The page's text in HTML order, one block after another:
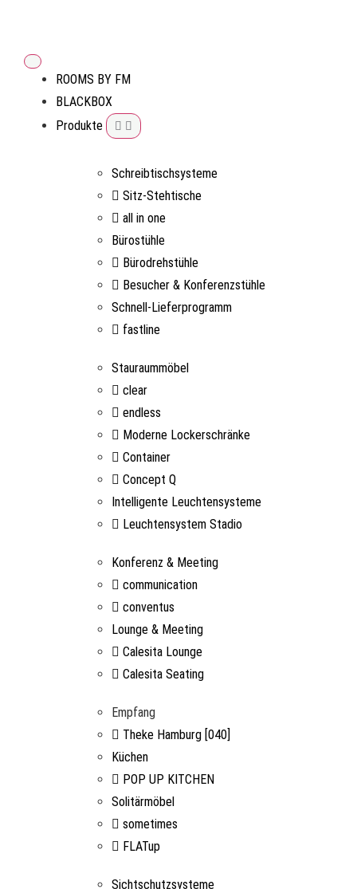
ROOMS BY FM
BLACKBOX
Produkte
Schreibtischsysteme
Sitz-Stehtische
all in one
Bürostühle
Bürodrehstühle
Besucher & Konferenzstühle
Schnell-Lieferprogramm
fastline
Stauraummöbel
clear
endless
Moderne Lockerschränke
Container
Concept Q
Intelligente Leuchtensysteme
Leuchtensystem Stadio
Konferenz & Meeting
communication
conventus
Lounge & Meeting
Calesita Lounge
Calesita Seating
Empfang
Theke Hamburg [040]
Küchen
POP UP KITCHEN
Solitärmöbel
sometimes
FLATup
Sichtschutzsysteme